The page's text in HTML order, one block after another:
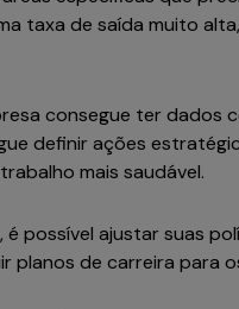
taxa de saída muito
consegue ter dados
definir ações
mais saudável.
possível ajustar suas
de carreira para